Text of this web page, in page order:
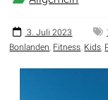
der
Stadt
Filderstadt
3. Juli 2023
Bonlanden, Fitness, Kids,